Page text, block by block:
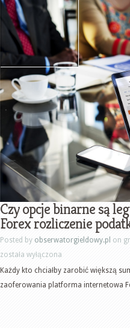
Czy opcje binarne są
Forex rozliczenie
Posted by obserwatorgieldowy.pl on
została wyłączona
Każdy kto chciałby zarobić większą
zaoferowania platforma internetowa